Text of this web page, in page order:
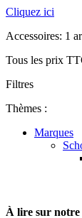
Cliquez ici
Accessoires: 1
Tous les prix
Filtres
Thèmes :
Marques
À lire sur notre